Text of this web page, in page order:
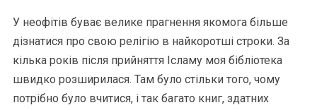
У неофітів буває велике прагнення якомога більше
дізнатися про свою релігію в найкоротші строки. За
кілька років після прийняття Ісламу моя бібліотека
швидко розширилася. Там було стільки того, чому
потрібно було вчитися, і так багато книг, здатних